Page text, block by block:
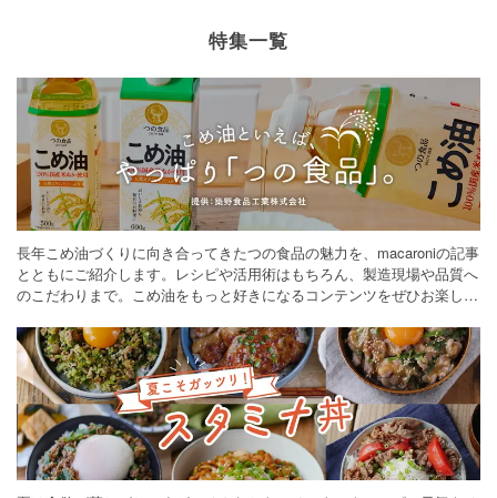
特集一覧
長年こめ油づくりに向き合ってきたつの食品の魅力を、macaroniの記事
とともにご紹介します。レシピや活用術はもちろん、製造現場や品質へ
のこだわりまで。こめ油をもっと好きになるコンテンツをぜひお楽しみ